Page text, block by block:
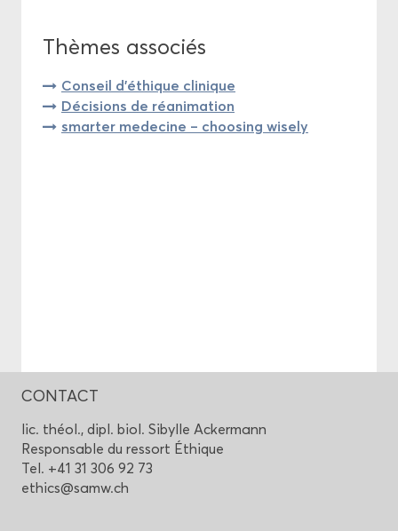
Thèmes as­so­ciés
Conseil d'éthique cli­nique
Dé­ci­sions de ré­ani­ma­tion
smar­ter me­de­cine – choo­sing wi­se­ly
CONTACT
lic. théol., dipl. biol. Si­bylle Acker­mann
Res­pon­sable du res­sort Éthique
Tel. +41 31 306 92 73
ethics@samw.ch